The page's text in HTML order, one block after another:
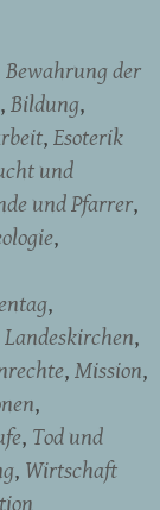
Bewahrung der
Bildung
Esoterik
und
und Pfarrer
Landeskirchen
Mission
Tod und
Wirtschaft